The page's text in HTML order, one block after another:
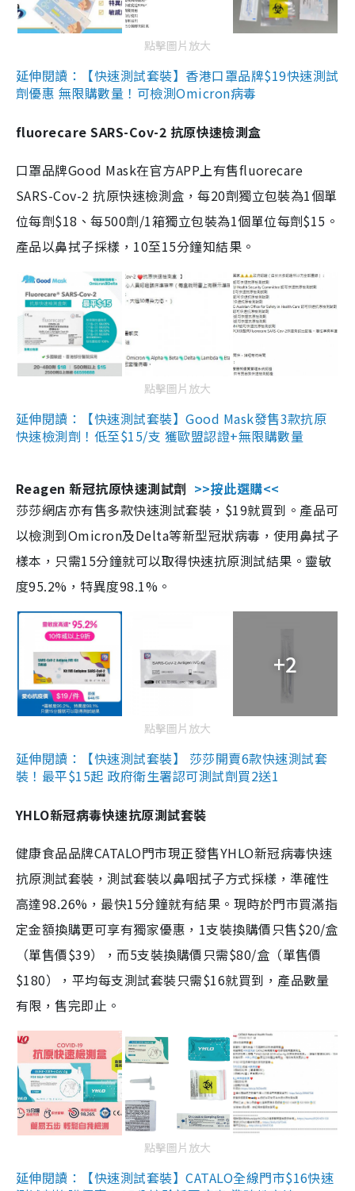
點擊圖片放大
延伸閱讀：【快速測試套裝】香港口罩品牌$19快速測試
劑優惠 無限購數量！可檢測Omicron病毒
fluorecare SARS-Cov-2 抗原快速檢測盒
口罩品牌Good Mask在官方APP上有售fluorecare
SARS-Cov-2 抗原快速檢測盒，每20劑獨立包裝為1個單
位每劑$18、每500劑/1箱獨立包裝為1個單位每劑$15。
產品以鼻拭子採樣，10至15分鐘知結果。
點擊圖片放大
延伸閱讀：【快速測試套裝】Good Mask發售3款抗原
快速檢測劑！低至$15/支 獲歐盟認證+無限購數量
Reagen 新冠抗原快速測試劑 >>按此選購<<
莎莎網店亦有售多款快速測試套裝，$19就買到。產品可
以檢測到Omicron及Delta等新型冠狀病毒，使用鼻拭子
樣本，只需15分鐘就可以取得快速抗原測試結果。靈敏
度95.2%，特異度98.1%。
+2
點擊圖片放大
延伸閱讀：【快速測試套裝】 莎莎開賣6款快速測試套
裝！最平$15起 政府衛生署認可測試劑買2送1
YHLO新冠病毒快速抗原測試套裝
健康食品品牌CATALO門市現正發售YHLO新冠病毒快速
抗原測試套裝，測試套裝以鼻咽拭子方式採樣，準確性
高達98.26%，最快15分鐘就有結果。現時於門市買滿指
定金額換購更可享有獨家優惠，1支裝換購價只售$20/盒
（單售價$39），而5支裝換購價只需$80/盒（單售價
$180），平均每支測試套裝只需$16就買到，產品數量
有限，售完即止。
點擊圖片放大
延伸閱讀：【快速測試套裝】CATALO全線門市$16快速